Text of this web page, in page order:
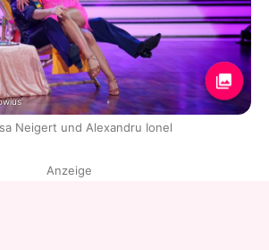
Neigert und Alexandru Ionel
Anzeige